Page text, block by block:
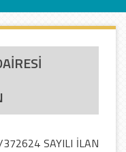
SAYILI İLAN